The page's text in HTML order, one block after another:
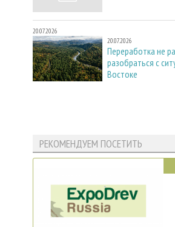
20.07.2026
20.07.2026
Переработка не
разобраться с
Востоке
РЕКОМЕНДУЕМ ПОСЕТИТЬ